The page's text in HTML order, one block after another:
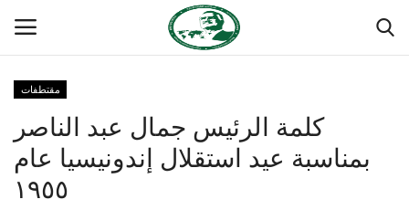
الصفحة الرئيسية
مقتطفات
كلمة الرئيس جمال عبد الناصر
بمناسبة عيد استقلال إندونيسيا عام
١٩٥٥